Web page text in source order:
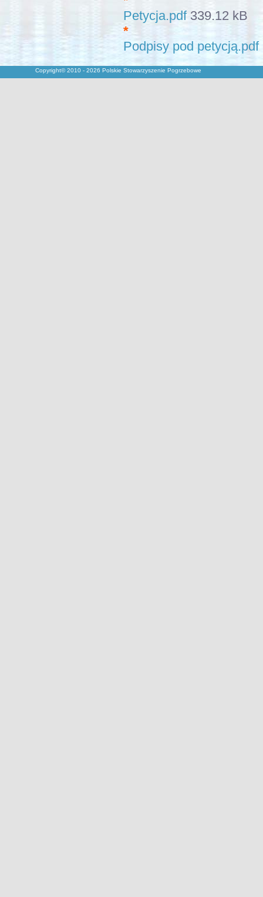
Petycja.pdf339.12 kB
*
Podpisy pod petycją.pdf
Copyright© 2010 - 2026 Polskie Stowarzyszenie Pogrzebowe